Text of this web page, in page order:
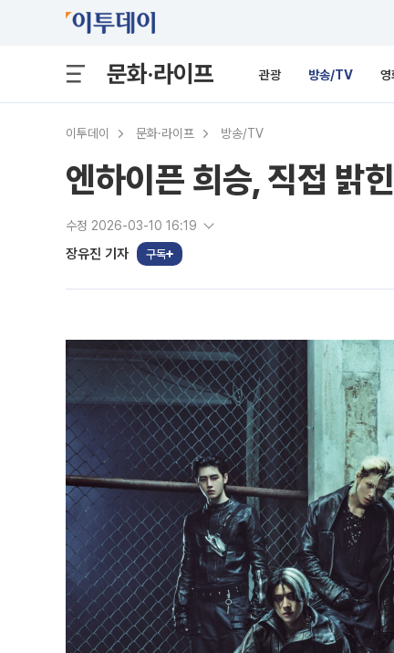
문화·라이프 관광 방송/TV 영
이투데이 문화·라이프 방송/TV
엔하이픈 희승, 직접 밝
수정 2026-03-10 16:19
장유진 기자 구독